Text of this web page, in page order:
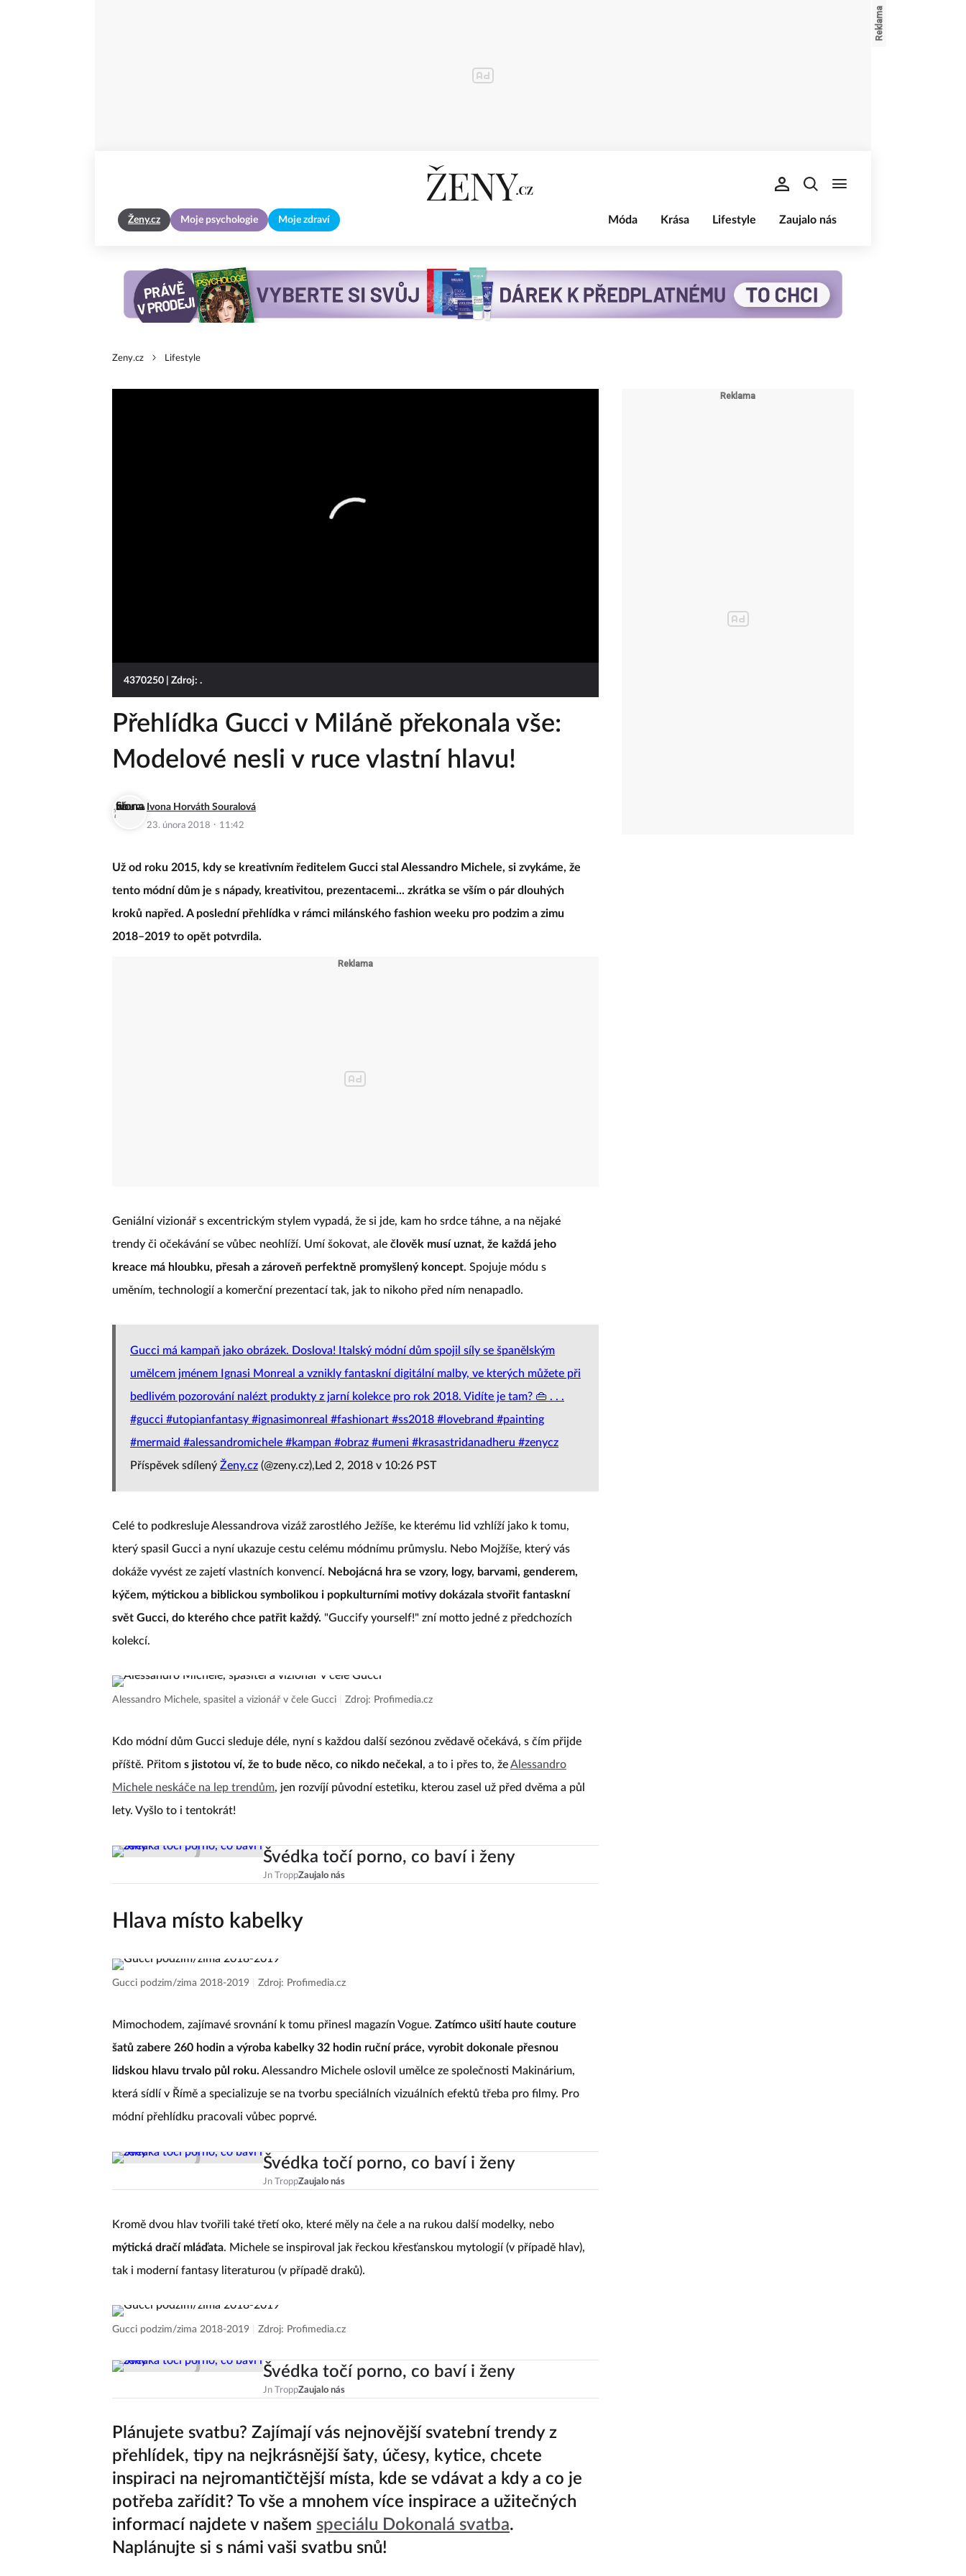
Ženy.cz Moje psychologie Moje zdraví Móda Krása Lifestyle Zaujalo nás
Zeny.cz Lifestyle
4370250 | Zdroj: .
Přehlídka Gucci v Miláně překonala vše:
Modelové nesli v ruce vlastní hlavu!
Ivona Horváth Souralová
23. února 2018 · 11:42
Už od roku 2015, kdy se kreativním ředitelem Gucci stal Alessandro Michele, si zvykáme, že
tento módní dům je s nápady, kreativitou, prezentacemi... zkrátka se vším o pár dlouhých
kroků napřed. A poslední přehlídka v rámci milánského fashion weeku pro podzim a zimu
2018–2019 to opět potvrdila.
Geniální vizionář s excentrickým stylem vypadá, že si jde, kam ho srdce táhne, a na nějaké
trendy či očekávání se vůbec neohlíží. Umí šokovat, ale člověk musí uznat, že každá jeho
kreace má hloubku, přesah a zároveň perfektně promyšlený koncept. Spojuje módu s
uměním, technologií a komerční prezentací tak, jak to nikoho před ním nenapadlo.
Gucci má kampaň jako obrázek. Doslova! Italský módní dům spojil síly se španělským
umělcem jménem Ignasi Monreal a vznikly fantaskní digitální malby, ve kterých můžete při
bedlivém pozorování nalézt produkty z jarní kolekce pro rok 2018. Vidíte je tam? 👜 . . .
#gucci #utopianfantasy #ignasimonreal #fashionart #ss2018 #lovebrand #painting
#mermaid #alessandromichele #kampan #obraz #umeni #krasastridanadheru #zenycz
Příspěvek sdílený Ženy.cz (@zeny.cz),Led 2, 2018 v 10:26 PST
Celé to podkresluje Alessandrova vizáž zarostlého Ježíše, ke kterému lid vzhlíží jako k tomu,
který spasil Gucci a nyní ukazuje cestu celému módnímu průmyslu. Nebo Mojžíše, který vás
dokáže vyvést ze zajetí vlastních konvencí. Nebojácná hra se vzory, logy, barvami, genderem,
kýčem, mýtickou a biblickou symbolikou i popkulturními motivy dokázala stvořit fantaskní
svět Gucci, do kterého chce patřit každý. "Guccify yourself!" zní motto jedné z předchozích
kolekcí.
Alessandro Michele, spasitel a vizionář v čele Gucci Zdroj: Profimedia.cz
Kdo módní dům Gucci sleduje déle, nyní s každou další sezónou zvědavě očekává, s čím přijde
příště. Přitom s jistotou ví, že to bude něco, co nikdo nečekal , a to i přes to, žeAlessandro
Michele neskáče na lep trendům, jen rozvíjí původní estetiku, kterou zasel už před dvěma a půl
lety. Vyšlo to i tentokrát!
Švédka točí porno, co baví i ženy
Jn TroppZaujalo nás
Hlava místo kabelky
Gucci podzim/zima 2018-2019 Zdroj: Profimedia.cz
Mimochodem, zajímavé srovnání k tomu přinesl magazín Vogue. Zatímco ušití haute couture
šatů zabere 260 hodin a výroba kabelky 32 hodin ruční práce, vyrobit dokonale přesnou
lidskou hlavu trvalo půl roku. Alessandro Michele oslovil umělce ze společnosti Makinárium,
která sídlí v Římě a specializuje se na tvorbu speciálních vizuálních efektů třeba pro filmy. Pro
módní přehlídku pracovali vůbec poprvé.
Švédka točí porno, co baví i ženy
Jn TroppZaujalo nás
Kromě dvou hlav tvořili také třetí oko, které měly na čele a na rukou další modelky, nebo
mýtická dračí mláďata. Michele se inspiroval jak řeckou křesťanskou mytologií (v případě hlav),
tak i moderní fantasy literaturou (v případě draků).
Gucci podzim/zima 2018-2019 Zdroj: Profimedia.cz
Švédka točí porno, co baví i ženy
Jn TroppZaujalo nás
Plánujete svatbu? Zajímají vás nejnovější svatební trendy z
přehlídek, tipy na nejkrásnější šaty, účesy, kytice, chcete
inspiraci na nejromantičtější místa, kde se vdávat a kdy a co je
potřeba zařídit? To vše a mnohem více inspirace a užitečných
informací najdete v našem speciálu Dokonalá svatba.
Naplánujte si s námi vaši svatbu snů!